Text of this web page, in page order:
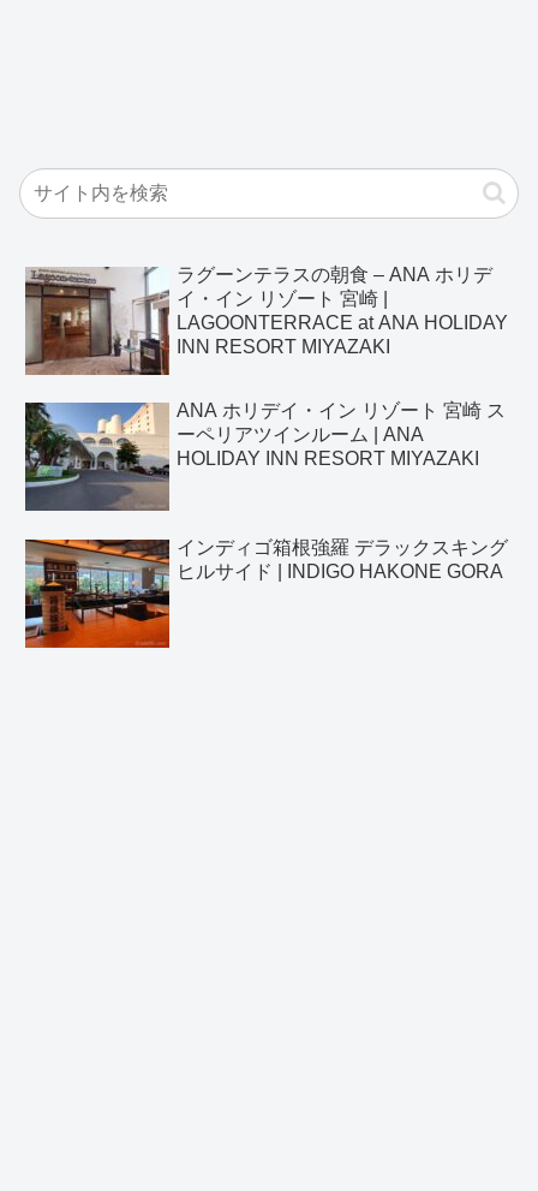
ラグーンテラスの朝食 – ANA ホリデ
イ・イン リゾート 宮崎 |
LAGOONTERRACE at ANA HOLIDAY
INN RESORT MIYAZAKI
ANA ホリデイ・イン リゾート 宮崎 ス
ーペリアツインルーム | ANA
HOLIDAY INN RESORT MIYAZAKI
インディゴ箱根強羅 デラックスキング
ヒルサイド | INDIGO HAKONE GORA